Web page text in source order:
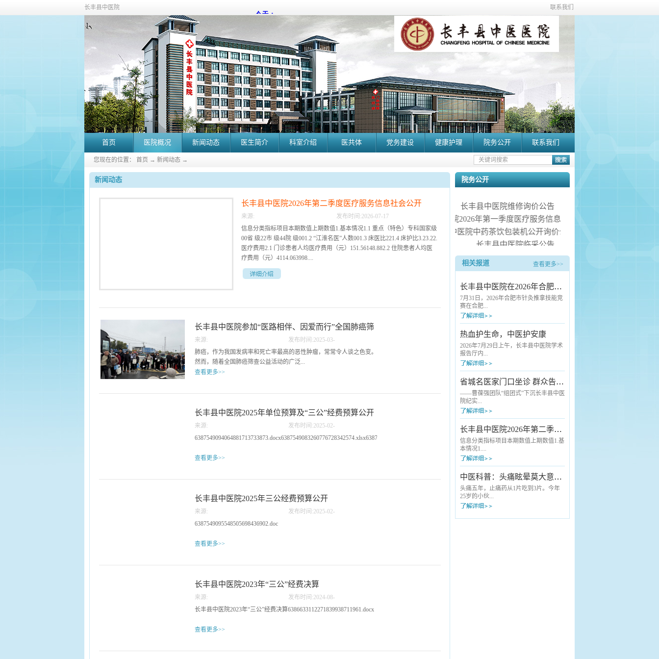
长丰县中医院 联系我们
首页 医院概况 新闻动态 医生简介 科室介绍 医共体 党务建设 健康护理 院务公开 联系我们
您现在的位置： 首页 → 新闻动态 →
院务公开
长丰县中医院维修询价公告
长丰县中医院2026年第一季度医疗服务信息社会公开
长丰县中医院中药茶饮包装机公开询价公告
长丰县中医院临采公告
长丰县中医院询价公告
长丰县中医院病房电热水器安装服务项目（二次） 中标候选人公示
相关报道 查看更多>>
长丰县中医院在2026年合肥市针灸推拿技能竞赛中斩获佳绩
7月31日，2026年合肥市针灸推拿技能竞
赛在合肥...
市中医院圆满落幕。本次赛事由合肥市
卫生健康委员会、合肥市总工会联合主
办，汇聚了全市各级各类医疗机构的优
秀中医药从业者同台竞技。长丰县卫健
委高度重视本次赛事，精心统筹部署，
参赛。凭借扎实的专业功底与稳定的赛
场发挥，该院选手王云朋脱颖而出，荣
获推拿技术单项奖三等奖。本次竞赛标
准严苛、考核全面，全方位检验针灸推
拿从业人员...
热血护生命，中医护安康
2026年7月29日上午，长丰县中医院学术
报告厅内...
爱心涌动，2026年度县直单位团体无偿
献血活动在这里如期举行。来自全县各
机关单位的干部职工踊跃挽袖，用热血
传递生命希望。与往年不同的是，活动
现场一抹独特的“中医绿”格外引人注目
优势，首次将人工智能（AI）中医经络
检测、中药养生代茶饮、刮痧、艾灸等
中医适宜技术科普服务搬到献血现场，
为每一位“热血英雄”送上了一份量身定...
省城名医家门口坐诊 群众告别“奔波看病难”
——曹葆强团队“组团式”下沉长丰县中医
院纪实...
7月24日清晨7点半，长丰县中医院外科
诊室门口已经排起了队。诊室里，一位
专家正耐心地询问病情、细致查体——
他就是来自安徽中医药大学第一附属医
院（省中医院）的肝胆外科主任曹葆
天都黑了，操心又费事。”这是长丰县许
多患者曾经的共同感受。但如今，这样
的“折腾”成了历史。不用跑省城，名医就
在身边“老人家，您的血压有点高，给您
调整...
长丰县中医院2026年第二季度医疗服务信息社会公开
信息分类指标项目本期数值上期数值1.基
本情况1....
1 重点（特色）专科国家级00省 级22市
级44院 级001.2 “江淮名医”人数001.3 床
医比221.4 床护比3.23.22.医疗费用2.1 门
诊患者人均医疗费用（元）
151.56148.882.2 住院患者人均医疗费用
患者单病种平均费用（见附件2）2.4 基
中医科普：头痛眩晕莫大意，可能是胆经在“报警”！
头痛五年，止痛药从1片吃到3片。今年
25岁的小伙...
子邵某洋，家住长丰县罗塘乡邵集村，
新闻动态
长丰县中医院2026年第二季度医疗服务信息社会公开
来源: 发布时间:2026-07-17
信息分类指标项目本期数值上期数值1.基本情况1.1 重点（特色）专科国家级
00省 级22市 级44院 级001.2 “江淮名医”人数001.3 床医比221.4 床护比3.23.22.
医疗费用2.1 门诊患者人均医疗费用（元）151.56148.882.2 住院患者人均医
疗费用（元）4114.063998....
（%）9898.53.2 手术前后诊断符合率（%）1001003.3 急诊抢救成功率（%）
15153.6 无菌手术切口感染率（%）003.7 住院患者压疮发生率（%）003.8 出
院患者手术占比（%）8.238.883.9 手术患者并发症发生率（%）004.运行效
（分钟）004.3 术前待床日（天）二级手术1.71.8三级手术2.02.1四级手术
2.02.04.4 病床使用率（%）74.9364.974.5 出院者平均住院日（天）
住院患者单病种平均费用住院患者前20位单病种平均费用序号疾病名称 （按
234567891011121314151617181920 医院特色专科住院患者前5位单病种平均
费用序号疾病名称 （按ICD-10编码分类）术式本...
长丰县中医院参加“医路相伴、因爱而行”全国肺癌筛
查防治科普系列活动
来源: 发布时间:2025-03-
05
肺癌，作为我国发病率和死亡率最高的恶性肿瘤，常常令人谈之色变。
然而，随着全国肺癌筛查公益活动的广泛...
一场由合肥市中医保健研究会发起，安徽省胸科医院承办的“医路相
伴、因爱而行”大型公益义诊检查活动如火如荼地进行，长丰县中医院
影像科专家队伍，在活动现场处置医疗情况应急，并通过分发宣传资
此次活动不仅提高了基层群众的健康素养，还进一步增强了公众对肺癌
终保障百姓健康，为提升全民健康水平贡献力量，推动健康中国建设稳
查看更多>>
长丰县中医院2025年单位预算及“三公”经费预算公开
来源: 发布时间:2025-02-
14
6387549094064881713733873.docx6387549083260776728342574.xlsx6387549083306124945270579.pdf
查看更多>>
长丰县中医院2025年三公经费预算公开
来源: 发布时间:2025-02-
6387549095548505698436902.doc
查看更多>>
长丰县中医院2023年“三公”经费决算
来源: 发布时间:2024-08-
27
长丰县中医院2023年“三公”经费决算6386633112271839938711961.docx
查看更多>>